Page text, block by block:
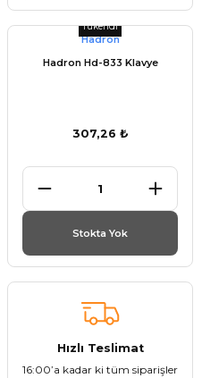
Tükendi
Hadron
Hadron Hd-833 Klavye
307,26 ₺
Stokta Yok
Hızlı Teslimat
16:00’a kadar ki tüm siparişler